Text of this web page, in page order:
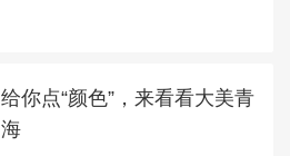
给你点“颜色”，来看看大美青
海